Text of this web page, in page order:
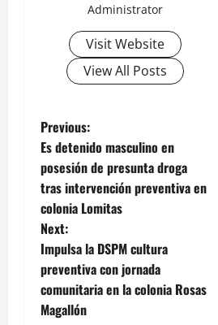
Administrator
Visit Website
View All Posts
P
o
s
t
n
a
Previous:
Es detenido masculino en
posesión de presunta droga
tras intervención preventiva en
colonia Lomitas
Next:
Impulsa la DSPM cultura
preventiva con jornada
comunitaria en la colonia Rosas
Magallón